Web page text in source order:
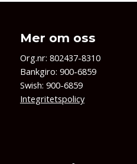
Mer om oss
Org.nr: 802437-8310
Bankgiro: 900-6859
Swish: 900-6859
Integritetspolicy